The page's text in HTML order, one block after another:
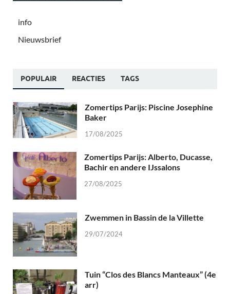
info
Nieuwsbrief
POPULAIR REACTIES TAGS
Zomertips Parijs: Piscine Josephine
Baker
17/08/2025
Zomertips Parijs: Alberto, Ducasse,
Bachir en andere IJssalons
27/08/2025
Zwemmen in Bassin de la Villette
29/07/2024
Tuin “Clos des Blancs Manteaux” (4e
arr)